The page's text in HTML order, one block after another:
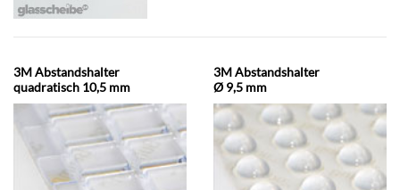
3M Abstandshalter
quadratisch 10,5 mm
3M Abstandshalter
Ø 9,5 mm